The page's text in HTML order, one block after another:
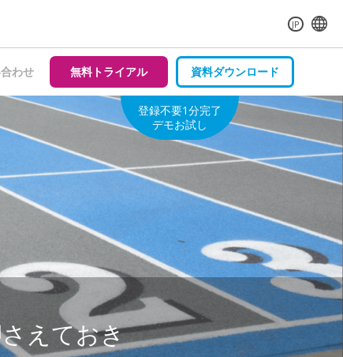
JP
登録不要1分完了
デモお試し
わせ 無料トライアル 資料ダウンロード
えておき